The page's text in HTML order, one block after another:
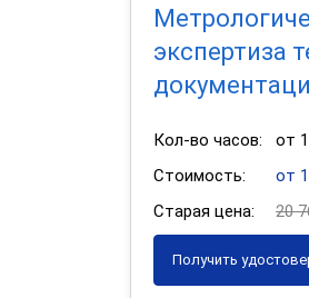
экспертиза
Кол-во часов:
от
Стоимость:
от
Старая цена:
20
Получить